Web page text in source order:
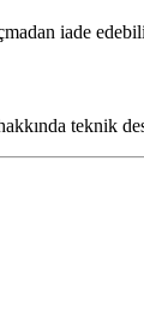
iade
teknik